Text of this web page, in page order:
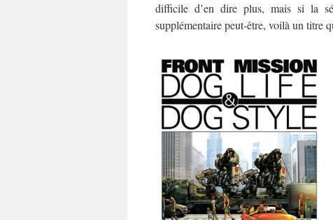
difficile d’en dire plus, mais si la
supplémentaire peut-être, voilà un titre